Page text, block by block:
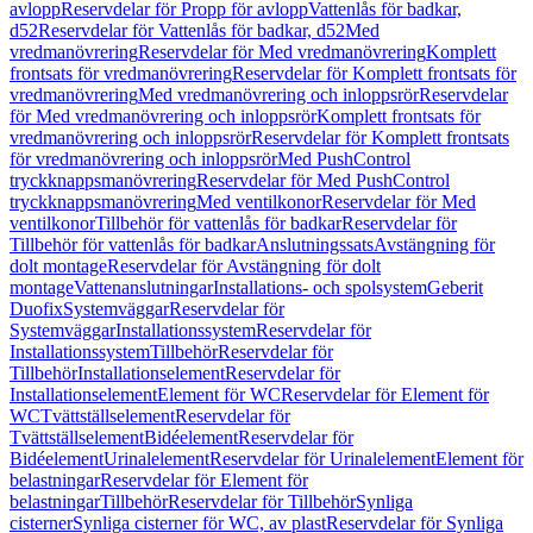
avloppReservdelar för Propp för avloppVattenlås för badkar,
d52Reservdelar för Vattenlås för badkar, d52Med
vredmanövreringReservdelar för Med vredmanövreringKomplett
frontsats för vredmanövreringReservdelar för Komplett frontsats för
vredmanövreringMed vredmanövrering och inloppsrörReservdelar
för Med vredmanövrering och inloppsrörKomplett frontsats för
vredmanövrering och inloppsrörReservdelar för Komplett frontsats
för vredmanövrering och inloppsrörMed PushControl
tryckknappsmanövreringReservdelar för Med PushControl
tryckknappsmanövreringMed ventilkonorReservdelar för Med
ventilkonorTillbehör för vattenlås för badkarReservdelar för
Tillbehör för vattenlås för badkarAnslutningssatsAvstängning för
dolt montageReservdelar för Avstängning för dolt
montageVattenanslutningarInstallations- och spolsystemGeberit
DuofixSystemväggarReservdelar för
SystemväggarInstallationssystemReservdelar för
InstallationssystemTillbehörReservdelar för
TillbehörInstallationselementReservdelar för
InstallationselementElement för WCReservdelar för Element för
WCTvättställselementReservdelar för
TvättställselementBidéelementReservdelar för
BidéelementUrinalelementReservdelar för UrinalelementElement för
belastningarReservdelar för Element för
belastningarTillbehörReservdelar för TillbehörSynliga
cisternerSynliga cisterner för WC, av plastReservdelar för Synliga